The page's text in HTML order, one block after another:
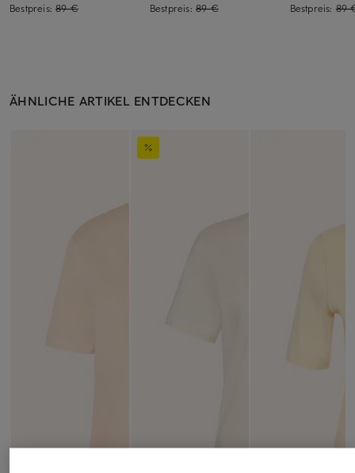
Bestpreis:89 € Bestpreis: 89 € Bestpreis: 89
ÄHNLICHE ARTIKEL ENTDECKEN